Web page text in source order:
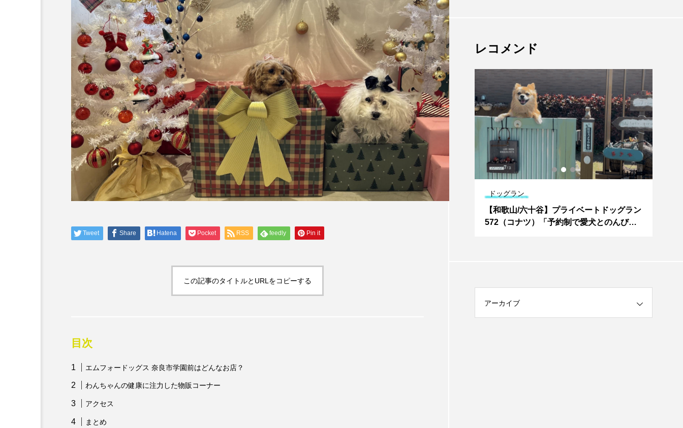
コラム
トップページ
人気の記事ランキング
メンバー
会社概要
プライバシーポリシー
お問い合わせ
Tweet Share Hatena Pocket RSS feedly Pin it
この記事のタイトルとURLをコピーする
目次
エムフォードッグス 奈良市学園前はどんなお店？
わんちゃんの健康に注力した物販コーナー
アクセス
まとめ
レコメンド
ドッグカフェ
ときを」
ドッグカフェ
ウルカフェ」
ドッグラン
【和歌山/六十谷】プライベートドッグラン
572（コナツ）「予約制で愛犬とのんびり
アーカイブ